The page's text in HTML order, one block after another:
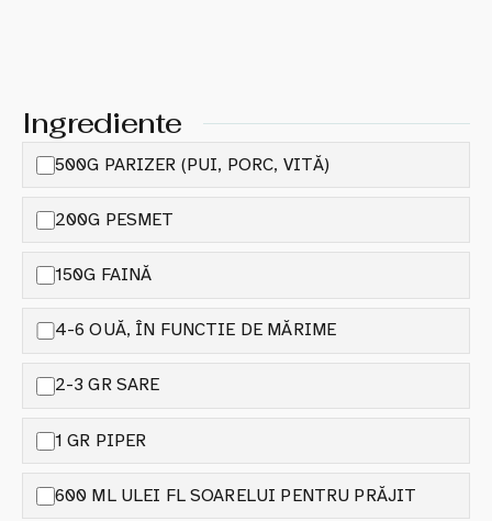
Ingrediente
500G PARIZER (PUI, PORC, VITĂ)
200G PESMET
150G FAINĂ
4-6 OUĂ, ÎN FUNCTIE DE MĂRIME
2-3 GR SARE
1 GR PIPER
600 ML ULEI FL SOARELUI PENTRU PRĂJIT